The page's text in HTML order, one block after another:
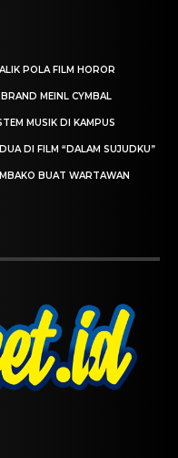
POLA FILM HOROR
MEINL CYMBAL
MUSIK DI KAMPUS
DI FILM “DALAM SUJUDKU”
BUAT WARTAWAN